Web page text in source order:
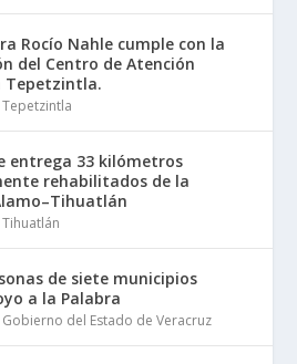
Rocío Nahle cumple con la
del Centro de Atención
Tepetzintla.
Tepetzintla
entrega 33 kilómetros
rehabilitados de la
Tihuatlán
de siete municipios
a la Palabra
Gobierno del Estado de Veracruz